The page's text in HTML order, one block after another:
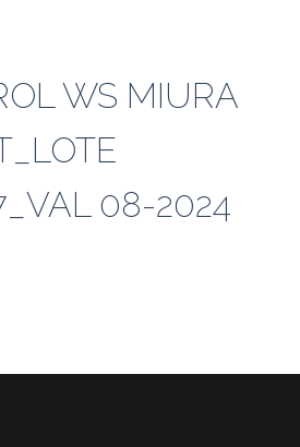
WS MIURA
08-2024